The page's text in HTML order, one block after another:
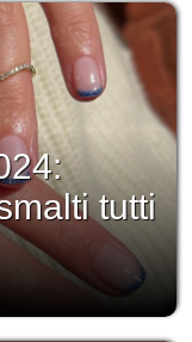
tutti